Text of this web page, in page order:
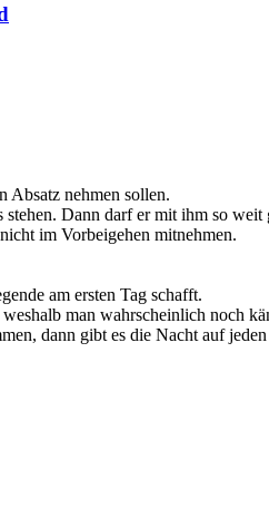
Absatz nehmen sollen.
Dann darf er mit ihm so
im Vorbeigehen mitnehmen.
am ersten Tag schafft.
man wahrscheinlich noch
dann gibt es die Nacht auf